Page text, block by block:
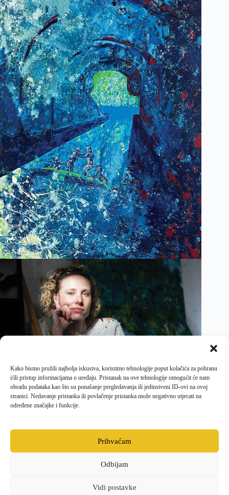
Kako bismo pružili najbolja iskustva, koristimo tehnologije poput kolačića za pohranu
i/ili pristup informacijama o uređaju. Pristanak na ove tehnologije omogućit će nam
obradu podataka kao što su ponašanje pregledavanja ili jedinstveni ID-ovi na ovoj
stranici. Nedavanje pristanka ili povlačenje pristanka može negativno utjecati na
određene značajke i funkcije.
Prihvaćam
Odbijam
Vidi postavke
PRETHODNI SLJEDEĆI